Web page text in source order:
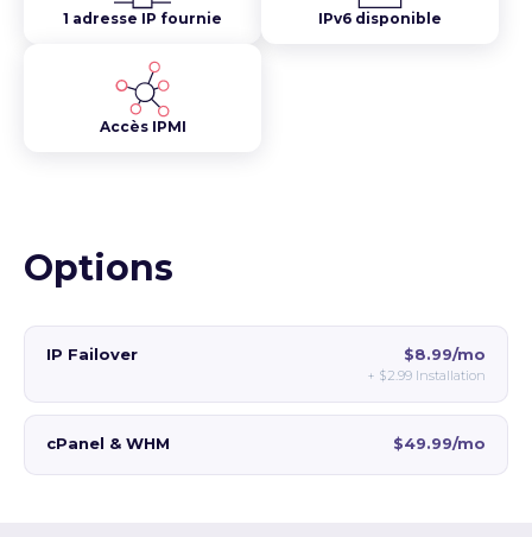
1 adresse IP fournie IPv6 disponible
Accès IPMI
Options
IP Failover $8.99/mo
+ $2.99 Installation
cPanel & WHM $49.99/mo